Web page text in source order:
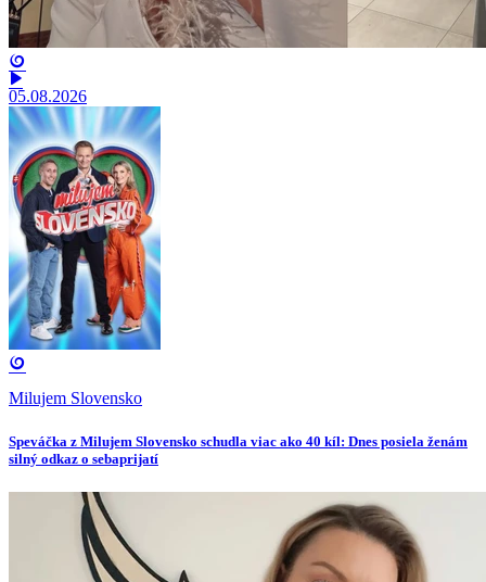
05.08.2026
Milujem Slovensko
Speváčka z Milujem Slovensko schudla viac ako 40 kíl: Dnes posiela ženám
silný odkaz o sebaprijatí